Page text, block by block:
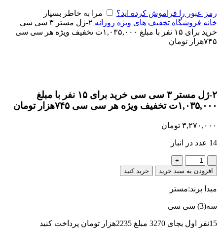
رمز عبور را فراموش کرده اید؟
مرا به خاطر بسپار
خانه فروشگاه تخفیف های ویژه روزانه
۲-ژل مستر ۳ سی سی
خرید برای ۱۵ نفر با مبلغ ۱,۰۳۵,۰۰۰ت تخفیف ویژه هر سی سی
۷۴۵هزار تومان
۲-ژل مستر ۳ سی سی خرید برای ۱۵ نفر با مبلغ
۱,۰۳۵,۰۰۰ت تخفیف ویژه هر سی سی ۷۴۵هزار تومان
۳,۲۷۰,۰۰۰ تومان
14 عدد در انبار
2-
ژل
مستر
3
سی
سی
برای
افزودن به سبد خرید خرید کنید
مبدا برند:مستر
سه(3) سی سی
15نفر اول بجای 3270 مبلغ 2235هزار تومان پرداخت کنید